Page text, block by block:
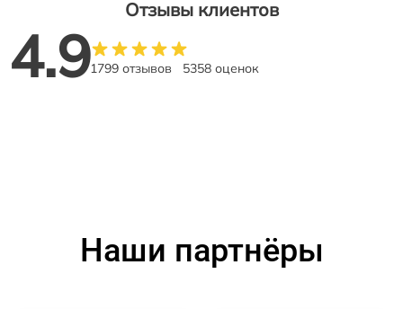
Отзывы клиентов
4.91799 отзывов 5358 оценок
Наши партнёры